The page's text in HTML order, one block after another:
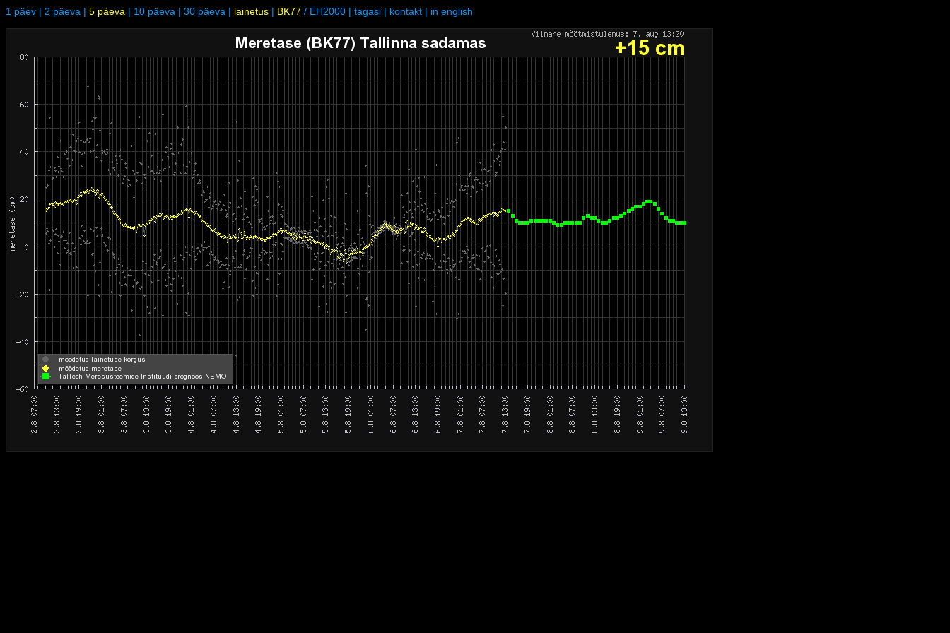
1 päev | 2 päeva | 5 päeva | 10 päeva | 30 päeva | lainetus | BK77 / EH2000 | tagasi | kontakt | in english